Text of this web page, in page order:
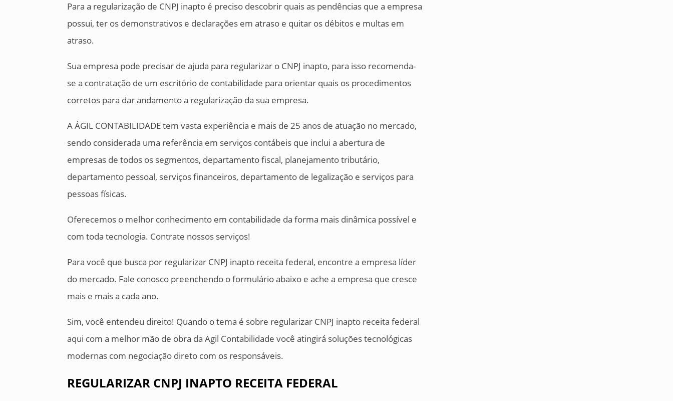
Para a regularização de CNPJ inapto é preciso descobrir quais as pendências que a empresa
possui, ter os demonstrativos e declarações em atraso e quitar os débitos e multas em
atraso.
Sua empresa pode precisar de ajuda para regularizar o CNPJ inapto, para isso recomenda-
se a contratação de um escritório de contabilidade para orientar quais os procedimentos
corretos para dar andamento a regularização da sua empresa.
A ÁGIL CONTABILIDADE tem vasta experiência e mais de 25 anos de atuação no mercado,
sendo considerada uma referência em serviços contábeis que inclui a abertura de
empresas de todos os segmentos, departamento fiscal, planejamento tributário,
departamento pessoal, serviços financeiros, departamento de legalização e serviços para
pessoas físicas.
Oferecemos o melhor conhecimento em contabilidade da forma mais dinâmica possível e
com toda tecnologia. Contrate nossos serviços!
Para você que busca por regularizar CNPJ inapto receita federal, encontre a empresa líder
do mercado. Fale conosco preenchendo o formulário abaixo e ache a empresa que cresce
mais e mais a cada ano.
Sim, você entendeu direito! Quando o tema é sobre regularizar CNPJ inapto receita federal
aqui com a melhor mão de obra da Agil Contabilidade você atingirá soluções tecnológicas
modernas com negociação direto com os responsáveis.
REGULARIZAR CNPJ INAPTO RECEITA FEDERAL